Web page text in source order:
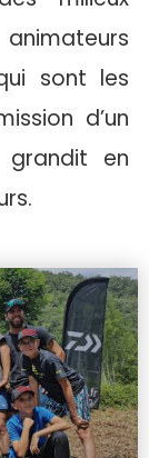
sont les
d’un
grandit en